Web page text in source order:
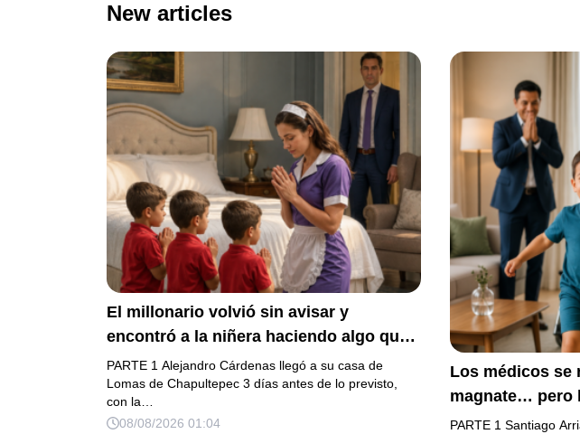
New articles
El millonario volvió sin avisar y
encontró a la niñera haciendo algo que
cambió para siempre a sus 3 hijos
PARTE 1 Alejandro Cárdenas llegó a su casa de
Lomas de Chapultepec 3 días antes de lo previsto,
con la…
08/08/2026 01:04
Los médicos se
magnate… pero
su casa
PARTE 1 Santiago